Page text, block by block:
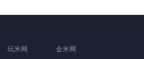
玩米网 金米网